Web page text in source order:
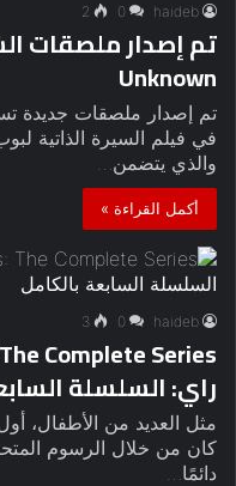
haideb
0
2
Unknown
تم إصدار ملصقات جديدة
في فيلم السيرة الذاتية
والذي يتضمن…
أكمل القراءة »
haideb
0
3
راي: السلسلة
مثل العديد من الأطفال،
كان من خلال الرسوم
دائمًا…